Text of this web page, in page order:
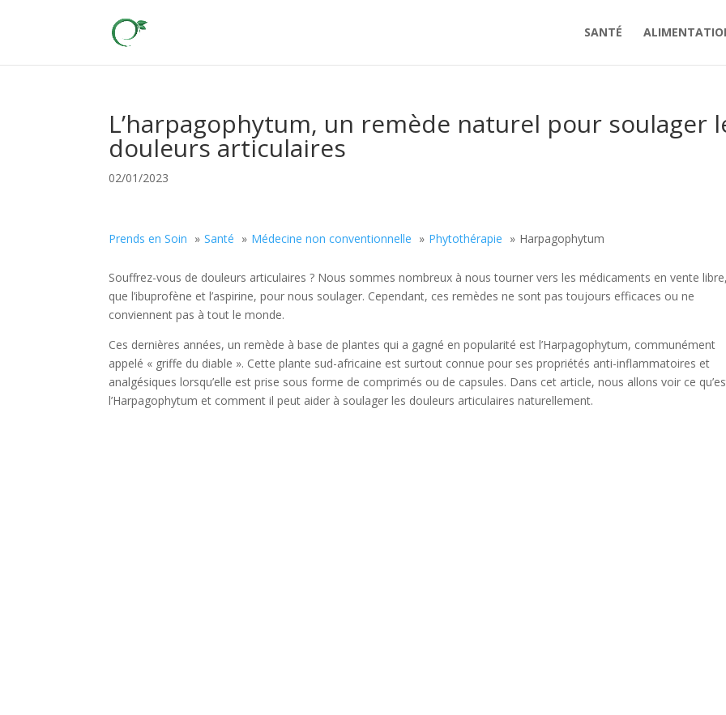
SANTÉ
L’harpagophytum, un remède naturel pour soulager
douleurs articulaires
02/01/2023
Prends en Soin Santé Médecine non conventionnelle Phytothérapie Harpagophytum
Souffrez-vous de douleurs articulaires ? Nous sommes nombreux à nous tourner vers les médicaments en vente
que l’ibuprofène et l’aspirine, pour nous soulager. Cependant, ces remèdes ne sont pas toujours efficaces ou ne
conviennent pas à tout le monde.
Ces dernières années, un remède à base de plantes qui a gagné en popularité est l’Harpagophytum, communément
appelé « griffe du diable ». Cette plante sud-africaine est surtout connue pour ses propriétés anti-inflammatoires et
analgésiques lorsqu’elle est prise sous forme de comprimés ou de capsules. Dans cet article, nous allons voir ce
l’Harpagophytum et comment il peut aider à soulager les douleurs articulaires naturellement.